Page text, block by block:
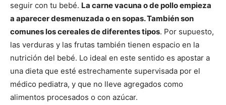
seguir con tu bebé. La carne vacuna o de pollo empieza
a aparecer desmenuzada o en sopas. También son
comunes los cereales de diferentes tipos. Por supuesto,
las verduras y las frutas también tienen espacio en la
nutrición del bebé. Lo ideal en este sentido es apostar a
una dieta que esté estrechamente supervisada por el
médico pediatra, y que no lleve agregados como
alimentos procesados o con azúcar.